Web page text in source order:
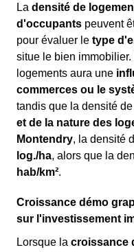
La densité de
d'occupants peuvent
pour évaluer le type
situe le bien
logements aura une
commerces ou le
tandis que la densité
et de la nature des
Montendry, la densité
log./ha, alors que la
hab/km².
Croissance démo
sur l'investissement
Lorsque la croissance